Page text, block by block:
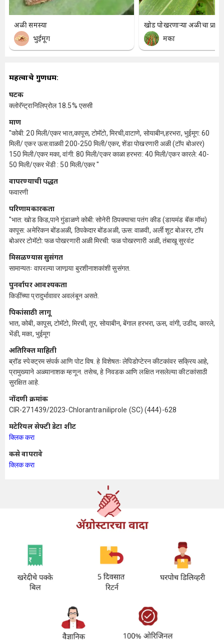
अळी समस्या
भुईमूग
खोड पोखरणाऱ्या अळीचा
मका
महत्वाचे गुणधर्म:
घटक
क्लोरॅन्ट्रानिलिप्रोल 18.5% एससी
प्रमाण
"कोबी: 20 मिली/एकर भात,कापूस, टोमॅटो, मिरची,वाटाणे, सोयाबीन,हरभरा, भुईमूग: 60
मिली/ एकर ऊस:वाळवी 200-250 मिली/एकर, शेंडा पोखरणारी अळी (टॉप बोअरर)
150 मिली/एकर मका, वांगी: 80 मिली/एकर काळा हरभरा: 40 मिली/एकर कारले: 40-
50 मिली/एकर भेंडी : 50 मिली/एकर "
वापरण्याची पद्धत
फवारणी
परिणामकारकता
"भात: खोड किड,पाने गुंडाळणे कोबी: सोनेरी ठिपक्याचा पतंग कीड (डायमंड बॅक मॉथ)
कापूस: अमेरिकन बोंडअळी, ठिपकेदार बोंडअळी, ऊस: वाळवी, अर्ली शूट बोअरर, टॉप
बोअरर टोमॅटो: फळ पोखरणारी अळी मिरची: फळ पोखरणारी अळी, तंबाखू सुरवंट
मिसळण्यास सुसंगत
सामान्यतः वापरल्या जाणार्‍या बुरशीनाशकांशी सुसंगत.
पुनर्वापर आवश्यकता
किडींच्या प्रादुर्भावावर अवलंबून असते.
पिकांसाठी लागू
भात, कोबी, कापूस, टोमॅटो, मिरची, तूर, सोयाबीन, बेंगाल हरभरा, ऊस, वांगी, उडीद, कारले,
भेंडी, मका, भुईमूग
अतिरिक्त माहिती
ब्रॉड स्पेक्ट्रम संपर्क आणि पोट विष. हे विशेषतः लेपिडोप्टेरन कीटकांवर सक्रिय आहे,
प्रामुख्याने अळ्यानाशक म्हणून. तसेच, हे निवडक आणि लक्षित नसलेल्या कीटकांसाठी
सुरक्षित आहे.
नोंदणी क्रमांक
CIR-271439/2023-Chlorantraniliprole (SC) (444)-628
मटेरियल सेफ्टी डेटा शीट
क्लिक करा
कसे वापरावे
क्लिक करा